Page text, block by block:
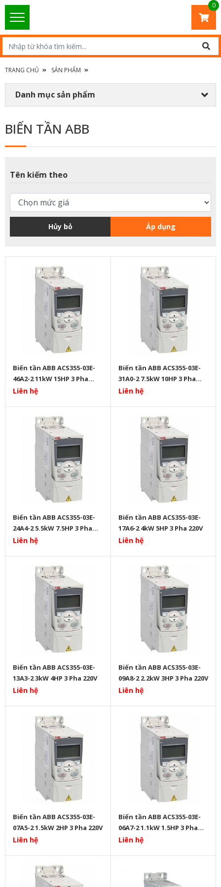
0
TRANG CHỦ SẢN PHẨM
Danh mục sản phẩm
BIẾN TẦN ABB
Tên kiếm theo
Hủy bỏ Áp dụng
Biến tần ABB ACS355-03E-
46A2-2 11kW 15HP 3 Pha
220V
Liên hệ
Biến tần ABB ACS355-03E-
31A0-2 7.5kW 10HP 3 Pha
220V
Liên hệ
Biến tần ABB ACS355-03E-
24A4-2 5.5kW 7.5HP 3 Pha
220V
Liên hệ
Biến tần ABB ACS355-03E-
17A6-2 4kW 5HP 3 Pha 220V
Liên hệ
Biến tần ABB ACS355-03E-
13A3-2 3kW 4HP 3 Pha 220V
Liên hệ
Biến tần ABB ACS355-03E-
09A8-2 2.2kW 3HP 3 Pha 220V
Liên hệ
Biến tần ABB ACS355-03E-
07A5-2 1.5kW 2HP 3 Pha 220V
Liên hệ
Biến tần ABB ACS355-03E-
06A7-2 1.1kW 1.5HP 3 Pha
220V
Liên hệ